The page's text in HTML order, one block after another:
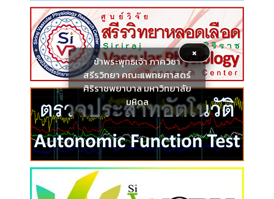
×
ข้าพระพุทธเจ้า ภาควิชา
สรีรวิทยา คณะแพทยศาสตร์
ศิริราชพยาบาล มหาวิทยาลัย
มหิดล